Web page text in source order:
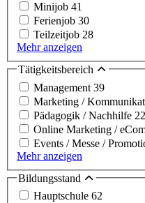
Minijob 41
Ferienjob 30
Teilzeitjob 28
Mehr anzeigen
Tätigkeitsbereich
Management 39
Marketing /
Pädagogik / Nachhilfe 22
Online Marketing /
Events / Messe /
Mehr anzeigen
Bildungsstand
Hauptschule 62